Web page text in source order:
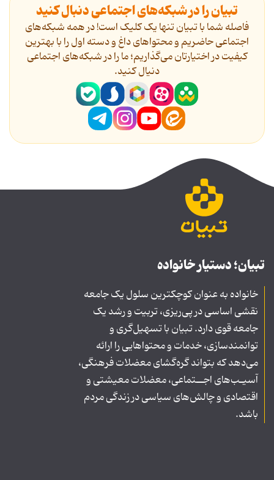
تبیان را در شبکه‌های اجتماعی دنبال کنید
فاصله شما با تبیان تنها یک کلیک است! در همه شبکه‌های
اجتماعی حاضریم و محتواهای داغ و دسته اول را با بهترین
کیفیت در اختیارتان می‌گذاریم؛ ما را در شبکه‌های اجتماعی
دنیال کنید.
تبیان؛ دستیار خانواده
خانواده به عنوان کوچکترین سلول یک جامعه
نقشی اساسی در پی‌ریزی، تربیت و رشد یک
جامعه قوی دارد. تبیان با تسهیل‌گری و
توانمندسازی، خدمات و محتواهایی را ارائه
می‌دهد که بتواند گره‌گشای معضلات فرهنگی،
آسیـب‌های اجــتماعی، معضلات معیشتی و
اقتصادی و چالش‌های سیاسی در زندگی مردم
باشد.